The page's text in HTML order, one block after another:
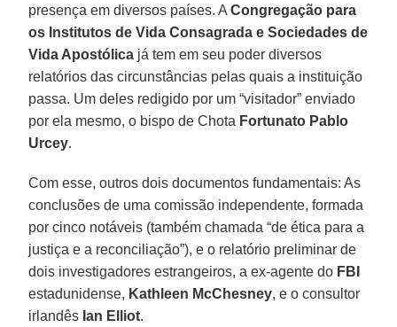
presença em diversos países. ACongregação para
os Institutos de Vida Consagrada e Sociedades de
Vida Apostólica já tem em seu poder diversos
relatórios das circunstâncias pelas quais a instituição
passa. Um deles redigido por um “visitador” enviado
por ela mesmo, o bispo de Chota Fortunato Pablo
Urcey.
Com esse, outros dois documentos fundamentais: As
conclusões de uma comissão independente, formada
por cinco notáveis (também chamada “de ética para a
justiça e a reconciliação”), e o relatório preliminar de
dois investigadores estrangeiros, a ex-agente do FBI
estadunidense, Kathleen McChesney, e o consultor
irlandês Ian Elliot.